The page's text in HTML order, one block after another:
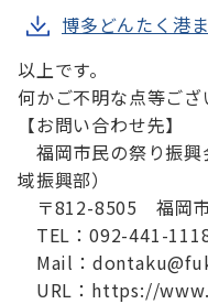
博多どんたく港
以上です。
何かご不明な点等ござ
【お問い合わせ先】
福岡市民の祭り振興
域振興部）
〒812-8505　福岡
TEL：092-441-
Mail：
URL：https://